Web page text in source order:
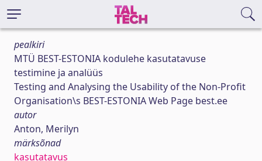
pealkiri
MTÜ BEST-ESTONIA kodulehe kasutatavuse
testimine ja analüüs
Testing and Analysing the Usability of the Non-Profit
Organisation\s BEST-ESTONIA Web Page best.ee
autor
Anton, Merilyn
märksõnad
kasutatavus